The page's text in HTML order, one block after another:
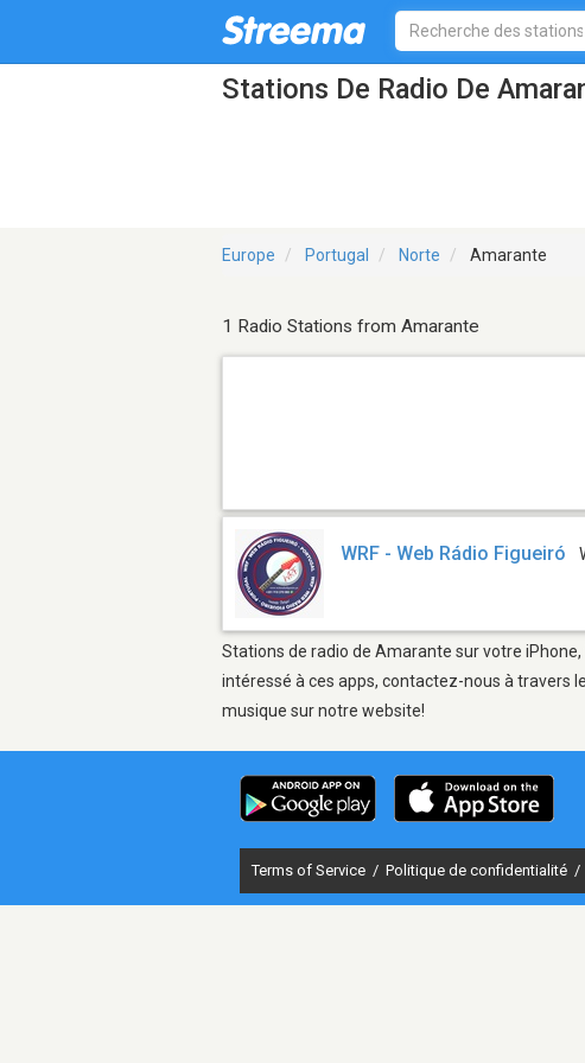
Stations De Radio De
Europe Portugal Norte Amarante
1 Radio Stations from Amarante
WRF - Web Rádio Figueiró
Stations de radio de Amarante sur votre
intéressé à ces apps, contactez-nous à travers
musique sur notre website!
Terms of Service / Politique de confidentialité /